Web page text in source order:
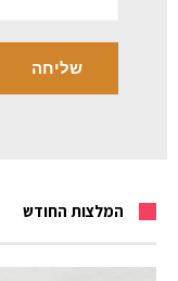
המלצות החודש